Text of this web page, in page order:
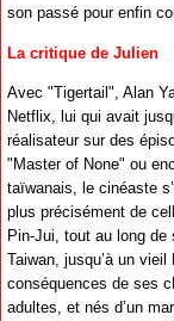
son passé pour enfin
La critique de Julien
Avec "Tigertail", Alan
Netflix, lui qui avait
réalisateur sur des
"Master of None" ou
taïwanais, le cinéaste
plus précisément de
Pin-Jui, tout au long de
Taiwan, jusqu’à un
conséquences de ses
adultes, et nés d’un